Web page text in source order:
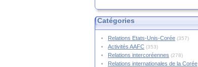
Catégories
Relations Etats-Unis-Corée (357)
Activités AAFC (353)
Relations intercoréennes (278)
Relations internationales de la Corée